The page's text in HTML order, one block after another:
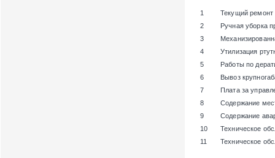
1
Текущий ремонт
2
Ручная уборка
3
4
Утилизация
5
Работы по
6
Вывоз
7
Плата за
8
Содержание
9
Содержание
10
Техническое
11
Техническое